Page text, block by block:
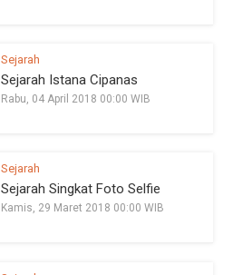
Sejarah
Sejarah Istana Cipanas
Rabu, 04 April 2018 00:00 WIB
Sejarah
Sejarah Singkat Foto Selfie
Kamis, 29 Maret 2018 00:00 WIB